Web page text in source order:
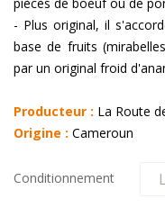
pièces de boeuf ou de
- Plus original, il
base de fruits
par un original froid
Producteur : La Route
Origine : Cameroun
Conditionnement